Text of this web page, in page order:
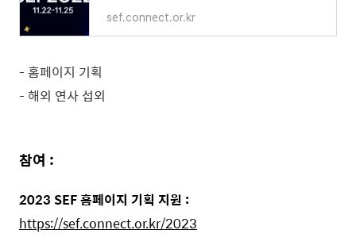
sef.connect.or.kr
- 홈페이지 기획
- 해외 연사 섭외
참여 :
2023 SEF 홈페이지 기획 지원 :
https://sef.connect.or.kr/2023